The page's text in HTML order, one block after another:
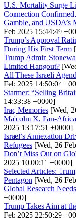
U.S. Mortality Surge
Connection
Gamble, and
Feb 2025 15:44:49
Trump’s Approval
During His First Term
Trump Admin
Limited Hangout?
All These Israeli
Feb 2025 14:50:04
Starmer: “Selling
14:33:38 +0000]
Iraq Memories [Wed,
Malcolm X, Pan-
2025 13:17:51 +0000]
Israel’s Annexation
Refugees [Wed, 26
Don’t Miss Out on
2025 10:00:11 +0000]
Selected Articles:
Pentagon [Wed, 26
Global Research
+0000]
Trump Takes Aim at
Feb 2025 22:50:29